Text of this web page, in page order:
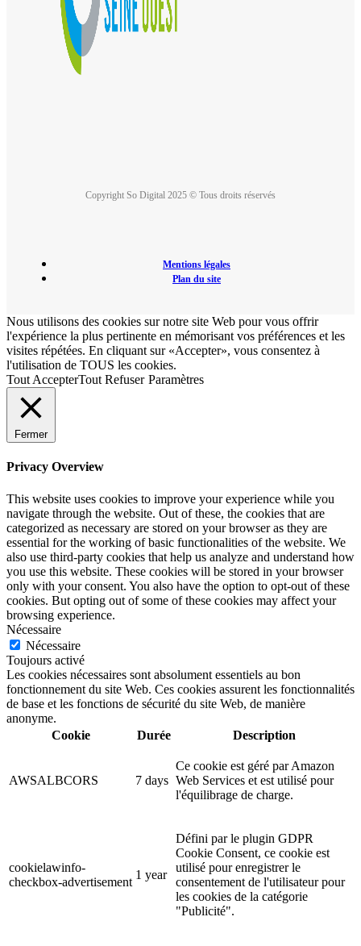
Copyright So Digital 2025 © Tous droits réservés
Mentions légales
Plan du site
Nous utilisons des cookies sur notre site Web pour vous offrir
l'expérience la plus pertinente en mémorisant vos préférences et les
visites répétées. En cliquant sur «Accepter», vous consentez à
l'utilisation de TOUS les cookies.
Tout AccepterTout Refuser Paramètres
Fermer
Privacy Overview
This website uses cookies to improve your experience while you
navigate through the website. Out of these, the cookies that are
categorized as necessary are stored on your browser as they are
essential for the working of basic functionalities of the website. We
also use third-party cookies that help us analyze and understand how
you use this website. These cookies will be stored in your browser
only with your consent. You also have the option to opt-out of these
cookies. But opting out of some of these cookies may affect your
browsing experience.
Nécessaire
Nécessaire
Toujours activé
Les cookies nécessaires sont absolument essentiels au bon
fonctionnement du site Web. Ces cookies assurent les fonctionnalités
de base et les fonctions de sécurité du site Web, de manière
anonyme.
Cookie
Durée Description
AWSALBCORS 7 days
Ce cookie est géré par Amazon
Web Services et est utilisé pour
l'équilibrage de charge.
cookielawinfo-
checkbox-advertisement
1 year
Défini par le plugin GDPR
Cookie Consent, ce cookie est
utilisé pour enregistrer le
consentement de l'utilisateur pour
les cookies de la catégorie
"Publicité".